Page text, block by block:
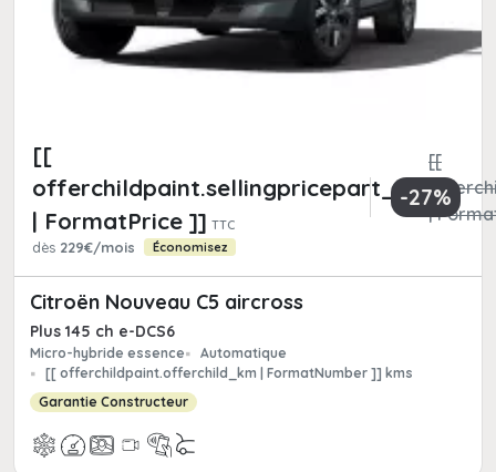
[[
offerchildpaint.sellingpricepart_ttc
| FormatPrice ]] TTC
[[
|
dès 229€/mois Économisez
-27%
Citroën Nouveau C5 aircross
Plus 145 ch e-DCS6
Micro-hybride essence
Automatique
[[ offerchildpaint.offerchild_km | FormatNumber ]] kms
Garantie Constructeur